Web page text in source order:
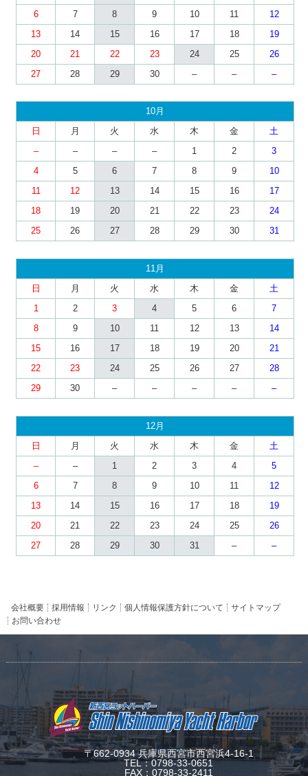
6
7 8 9 10 11
12
13
14 15 16 17 18
19
20
21 22 23 24 25
26
27
28 29 30 – – –
10月
日
月 火 水 木 金
土
–
– – – 1 2
3
4
5 6 7 8 9
10
11
12 13 14 15 16
17
18
19 20 21 22 23
24
25
26 27 28 29 30 31
11月
日
月 火 水 木 金
土
1
2 3 4 5 6
7
8
9 10 11 12 13
14
15
16 17 18 19 20
21
22
23 24 25 26 27
28
29
30 – – – – –
12月
日
月 火 水 木 金
土
–
– 1 2 3 4
5
6
7 8 9 10 11
12
13
14 15 16 17 18
19
20
21 22 23 24 25
26
27
28 29 30 31 – –
会社概要 採用情報 リンク 個人情報保護方針について
サイトマップ
お問い合わせ
〒662-0934 兵庫県西宮市西宮浜4-16-1
TEL：0798-33-0651
FAX：0798-33-2411